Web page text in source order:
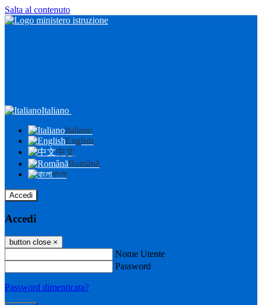
Salta al contenuto
Italiano
Italiano
English
中文
Română
বাংলা
Accedi
Accedi
button close ×
Nome Utente
Password
Password dimenticata?